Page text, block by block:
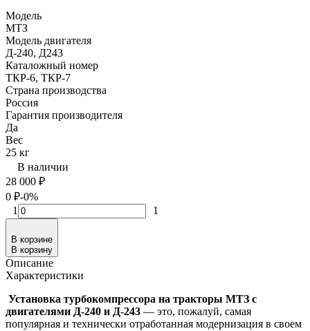
Модель
МТЗ
Модель двигателя
Д-240, Д243
Каталожный номер
ТКР-6, ТКР-7
Страна производства
Россия
Гарантия производителя
Да
Вес
25 кг
В наличии
28 000 ₽
0 ₽-0%
1
1
В корзине
В корзину
Описание
Характеристики
Установка турбокомпрессора на тракторы МТЗ с
двигателями Д-240 и Д-243 — это, пожалуй, самая
популярная и технически отработанная модернизация в своем